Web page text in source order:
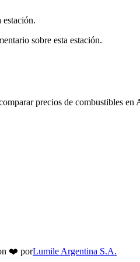
estación.
sobre esta estación.
precios de combustibles en
❤️ porLumile Argentina S.A.